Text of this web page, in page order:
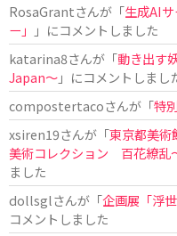
RosaGrantさんが「生成AI
ー」
」にコメントしました
katarina8さんが「動き出す
Japan〜」にコメントしまし
compostertacoさんが「特
xsiren19さんが「東京都美
美術コレクション 百花繚乱
ました
dollsglさんが「企画展「浮
コメントしました